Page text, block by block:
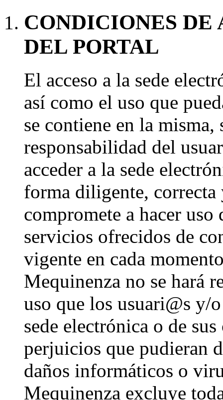
CONDICIONES
DEL PORTAL
El acceso a la sede
así como el uso que
se contiene en la
responsabilidad del
acceder a la sede
forma diligente,
compromete a hacer
servicios ofrecidos de
vigente en cada
Mequinenza no se hará
uso que los usuari@s y/
sede electrónica o de
perjuicios que pudieran
daños informáticos o
Mequinenza excluye